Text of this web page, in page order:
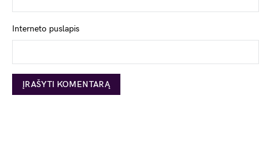
Interneto puslapis